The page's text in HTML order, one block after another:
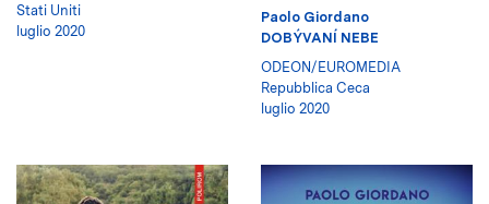
Stati Uniti
luglio 2020
Paolo Giordano
DOBÝVANÍ NEBE
ODEON/EUROMEDIA
Repubblica Ceca
luglio 2020